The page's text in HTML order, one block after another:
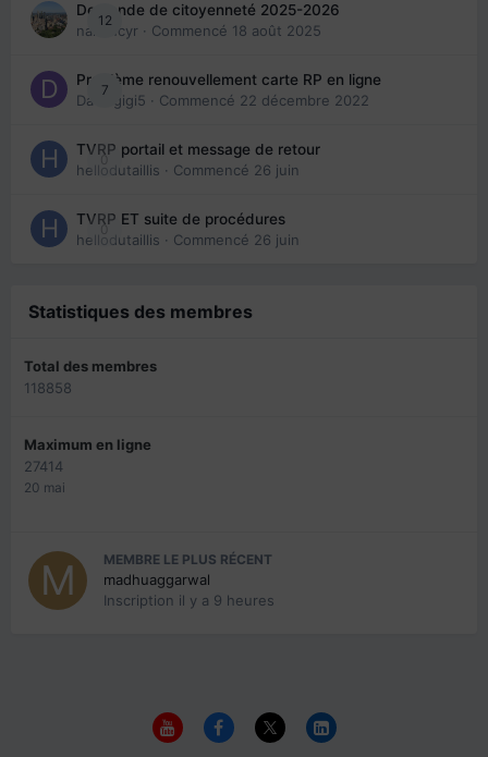
12
Demande de citoyenneté 2025-2026
nanancyr · Commencé 18 août 2025
7
Problème renouvellement carte RP en ligne
Davidgigi5 · Commencé 22 décembre 2022
0
TVRP portail et message de retour
hellodutaillis · Commencé 26 juin
0
TVRP ET suite de procédures
hellodutaillis · Commencé 26 juin
Statistiques des membres
Total des membres
118858
Maximum en ligne
27414
20 mai
MEMBRE LE PLUS RÉCENT
madhuaggarwal
Inscription il y a 9 heures